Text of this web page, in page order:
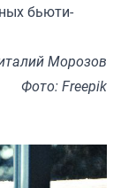
бьюти-
Морозов
Фото: Freepik